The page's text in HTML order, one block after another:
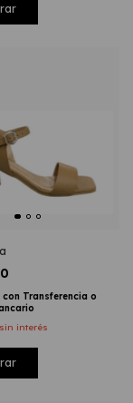
con Transferencia o
sin interés